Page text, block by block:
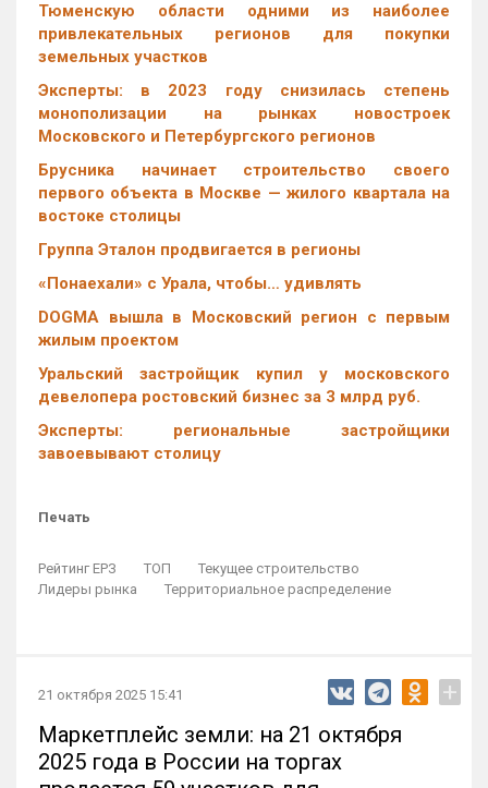
Тюменскую области одними из наиболее
привлекательных регионов для покупки
земельных участков
Эксперты: в 2023 году снизилась степень
монополизации на рынках новостроек
Московского и Петербургского регионов
Брусника начинает строительство своего
первого объекта в Москве — жилого квартала на
востоке столицы
Группа Эталон продвигается в регионы
«Понаехали» с Урала, чтобы… удивлять
DOGMA вышла в Московский регион с первым
жилым проектом
Уральский застройщик купил у московского
девелопера ростовский бизнес за 3 млрд руб.
Эксперты: региональные застройщики
завоевывают столицу
Печать
Рейтинг ЕРЗ ТОП
Текущее строительство
Лидеры рынка
Территориальное распределение
21 октября 2025 15:41 +
Маркетплейс земли: на 21 октября
2025 года в России на торгах